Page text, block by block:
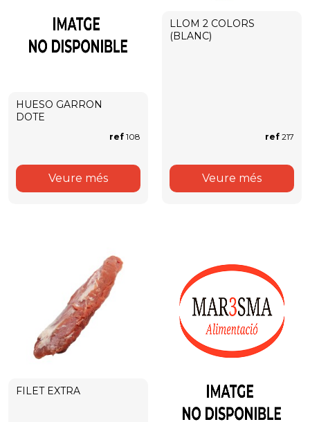
HUESO GARRON
DOTE
ref 108
Veure més
LLOM 2 COLORS
(BLANC)
ref 217
Veure més
FILET EXTRA